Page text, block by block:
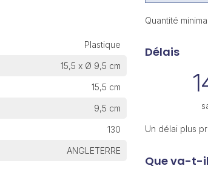
Plastique
15,5 x Ø 9,5 cm
15,5 cm
9,5 cm
130
ANGLETERRE
Quantité
Délais
Un délai plus
Que va-t-